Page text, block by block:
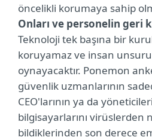
öncelikli korumaya sahip
Onları ve personelin geri
Teknoloji tek başına bir
koruyamaz ve insan
oynayacaktır. Ponemon
güvenlik uzmanlarının
CEO'larının ya da
bilgisayarlarını virüslerden
bildiklerinden son derece